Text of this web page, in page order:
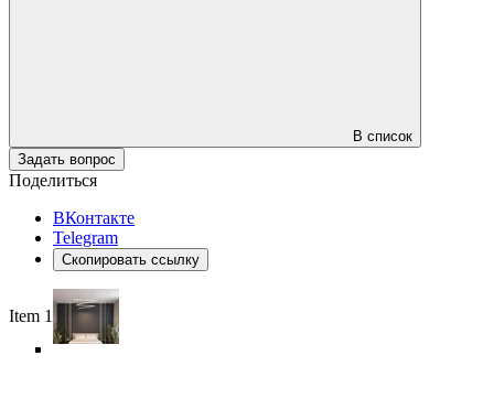
В список
Задать вопрос
Поделиться
ВКонтакте
Telegram
Скопировать ссылку
Item 1 of 6